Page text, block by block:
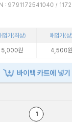
ISBN :
입가(최상) 매입가(상)
5,000원 4,500원
바이백 카트에 넣기
1